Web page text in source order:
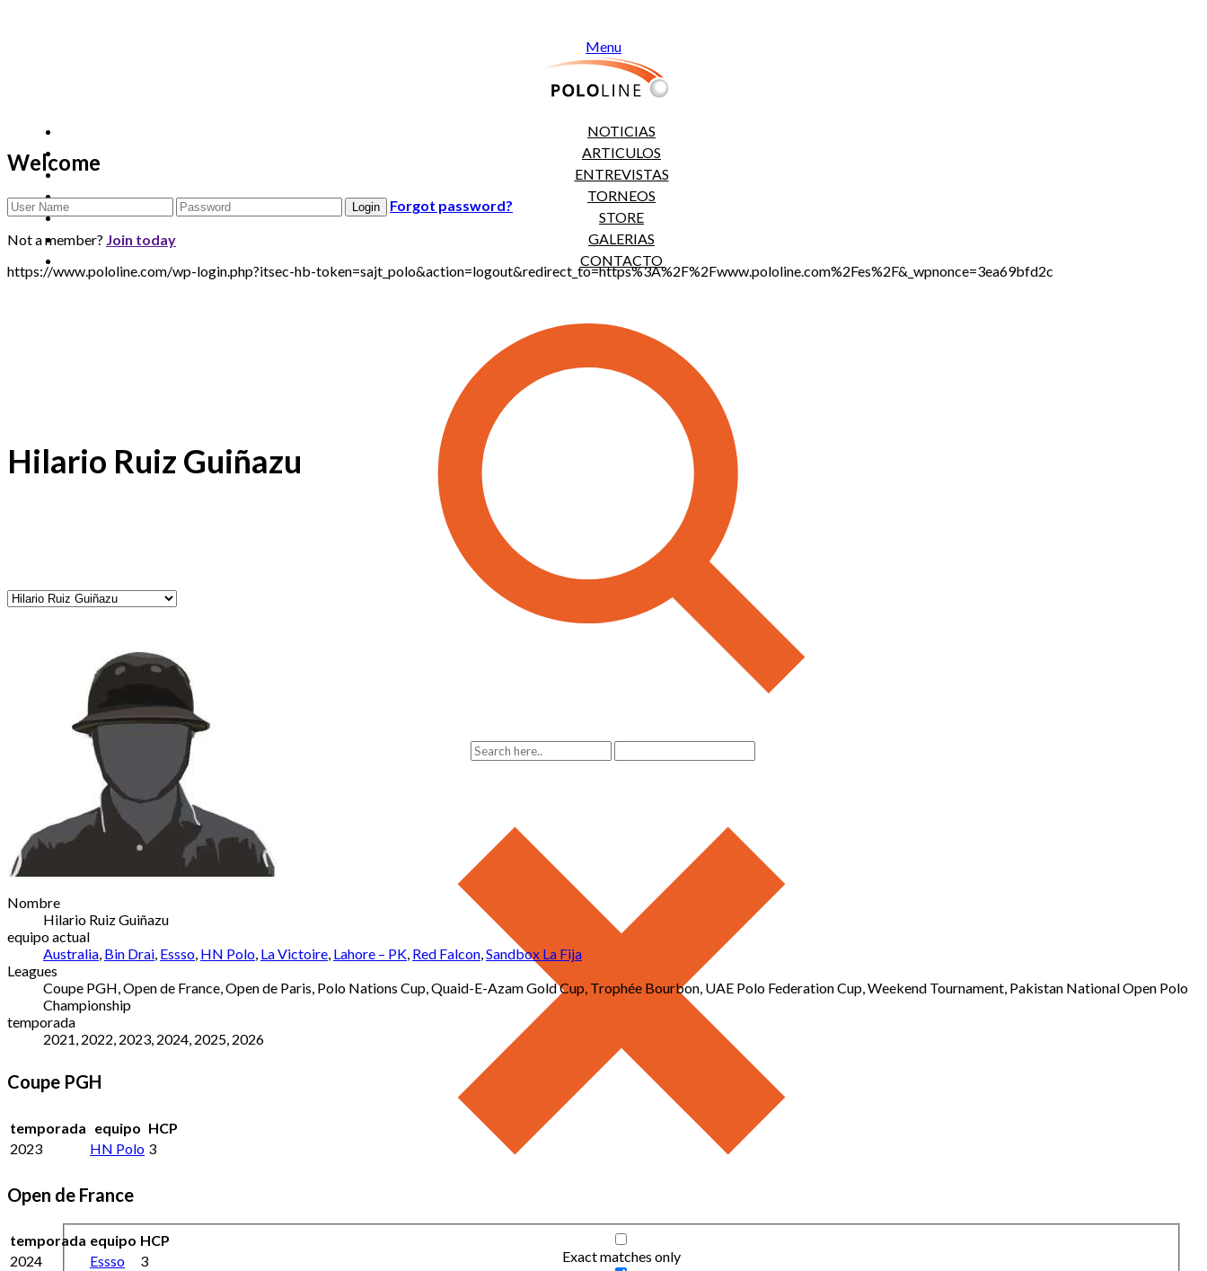
Menu
NOTICIAS
ARTICULOS
ENTREVISTAS
TORNEOS
STORE
GALERIAS
CONTACTO
Exact matches only
Welcome
Forgot password?
Not a member? Join today
https://www.pololine.com/wp-login.php?itsec-hb-token=sajt_polo&action=logout&redirect_to=https%3A%2F%2Fwww.pololine.com%2Fes%2F&_wpnonce=3ea69bfd2c
Hilario Ruiz Guiñazu
Nombre
Hilario Ruiz Guiñazu
equipo actual
Australia Bin Drai Essso HN Polo La Victoire Lahore – PK Red Falcon Sandbox La Fija
Leagues
Coupe PGH, Open de France, Open de Paris, Polo Nations Cup, Quaid-E-Azam Gold Cup, Trophée Bourbon, UAE Polo Federation Cup, Weekend Tournament, Pakistan National Open Polo
Championship
temporada
2021, 2022, 2023, 2024, 2025, 2026
Coupe PGH
temporada equipo HCP
2023
HN Polo 3
Open de France
temporada equipo HCP
2024
Essso 3